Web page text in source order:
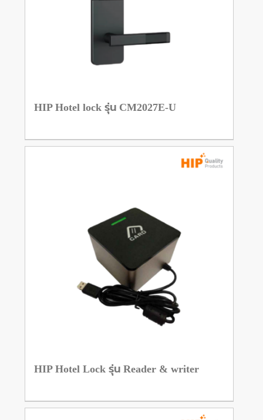
HIP Hotel lock รุ่น CM2027E-U
HIP Hotel Lock รุ่น Reader & writer